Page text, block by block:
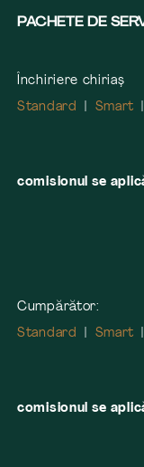
PACHETE DE
Închiriere chiriaș
Standard
Smart
comisionul se
Cumpărător:
Standard
Smart
comisionul se